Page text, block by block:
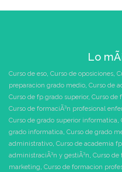
Lo
Curso de eso, Curso de oposiciones,
preparacion grado medio, Curso de
Curso de fp grado superior, Curso de
Curso de formaciÃ³n profesional
Curso de grado superior informatica,
grado informatica, Curso de grado
administrativo, Curso de academia fp
administraciÃ³n y gestiÃ³n, Curso de
marketing, Curso de formacion